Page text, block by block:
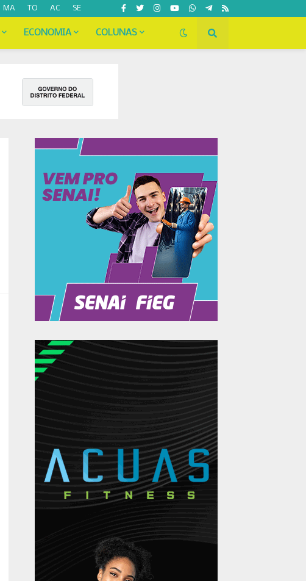
MA TO AC SE
ECONOMIA COLUNAS